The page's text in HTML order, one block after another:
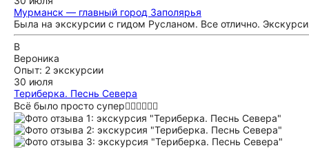
Мурманск — главный город Заполярья
Была на экскурсии с гидом Русланом. Все отлично.
В
Вероника
Опыт: 2 экскурсии
30 июля
Териберка. Песнь Севера
Всё было просто супер❤️‍🔥❤️‍🔥❤️‍🔥